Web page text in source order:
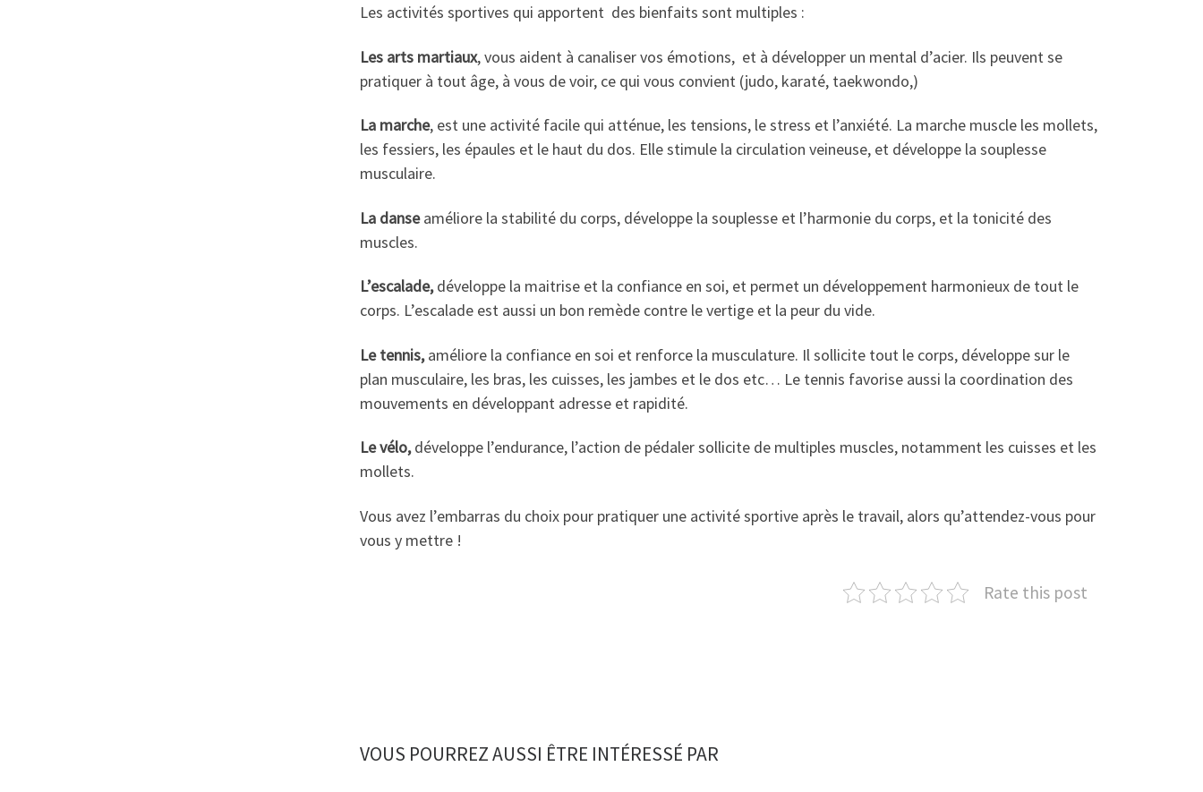
Les activités sportives qui apportent des bienfaits sont multiples :
Les arts martiaux, vous aident à canaliser vos émotions, et à développer un mental d’acier. Ils peuvent se
pratiquer à tout âge, à vous de voir, ce qui vous convient (judo, karaté, taekwondo,)
La marche, est une activité facile qui atténue, les tensions, le stress et l’anxiété. La marche muscle les mollets,
les fessiers, les épaules et le haut du dos. Elle stimule la circulation veineuse, et développe la souplesse
musculaire.
La danseaméliore la stabilité du corps, développe la souplesse et l’harmonie du corps, et la tonicité des
muscles.
L’escalade,développe la maitrise et la confiance en soi, et permet un développement harmonieux de tout le
corps. L’escalade est aussi un bon remède contre le vertige et la peur du vide.
Le tennis,améliore la confiance en soi et renforce la musculature. Il sollicite tout le corps, développe sur le
plan musculaire, les bras, les cuisses, les jambes et le dos etc… Le tennis favorise aussi la coordination des
mouvements en développant adresse et rapidité.
Le vélo,développe l’endurance, l’action de pédaler sollicite de multiples muscles, notamment les cuisses et les
mollets.
Vous avez l’embarras du choix pour pratiquer une activité sportive après le travail, alors qu’attendez-vous pour
vous y mettre !
Rate this post
VOUS POURREZ AUSSI ÊTRE INTÉRESSÉ PAR